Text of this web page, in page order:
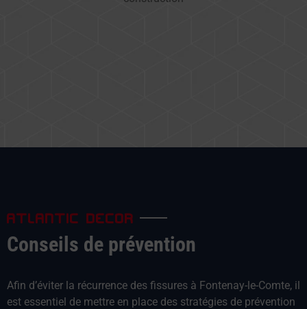
ATLANTIC DECOR
Conseils de prévention
Afin d’éviter la récurrence des fissures à Fontenay-le-Comte, il
est essentiel de mettre en place des stratégies de prévention